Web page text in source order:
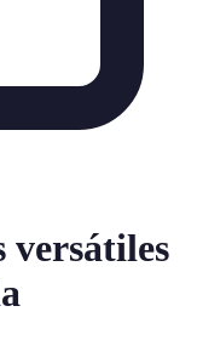
versátiles